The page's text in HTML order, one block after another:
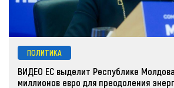
ПОЛИТИКА
ВИДЕО ЕС выделит Республике
миллионов евро для преодоления